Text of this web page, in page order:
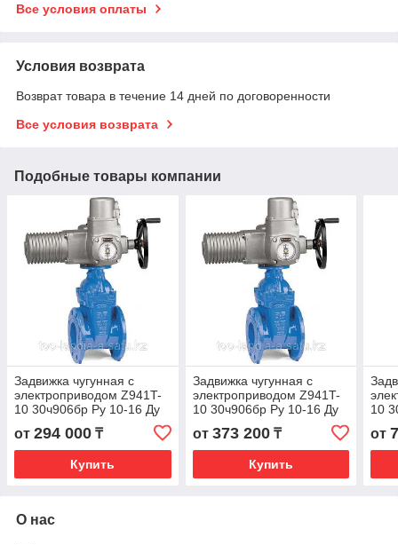
Все условия оплаты
Условия возврата
Возврат товара в течение 14 дней по договоренности
Все условия возврата
Подобные товары компании
Задвижка чугунная с
электроприводом Z941T-
10 30ч906бр Ру 10-16 Ду
от 294 000 ₸
Купить
Задвижка чугунная с
электроприводом Z941T-
10 30ч906бр Ру 10-16 Ду
от 373 200₸
Купить
10
от
О нас